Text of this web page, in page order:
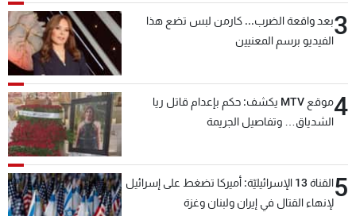
3بعد واقعة الضرب... كارمن لبس تضع هذا
الفيديو برسم المعنيين
4
موقع MTV يكشف: حكم بإعدام قاتل ريا
الشدياق… وتفاصيل الجريمة
5
القناة 13 الإسرائيليّة: أميركا تضغط على إسرائيل
لإنهاء القتال في إيران ولبنان وغزة